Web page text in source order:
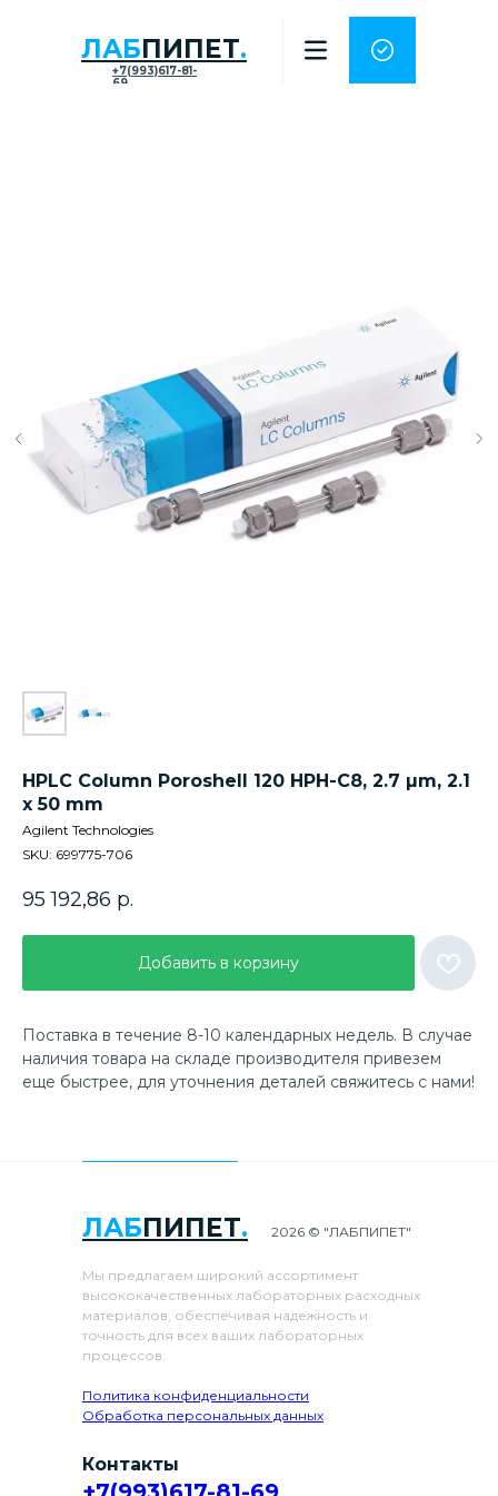
ЛАБПИПЕТ.
+7(993)617-81-
69
HPLC Column Poroshell 120 HPH-C8, 2.7 µm, 2.1
x 50 mm
Agilent Technologies
SKU: 699775-706
95 192,86 р.
Добавить в корзину
Поставка в течение 8-10 календарных недель. В случае
наличия товара на складе производителя привезем
еще быстрее, для уточнения деталей свяжитесь с нами!
ЛАБПИПЕТ.
Мы предлагаем широкий ассортимент
высококачественных лабораторных расходных
материалов, обеспечивая надежность и
точность для всех ваших лабораторных
процессов.
Политика конфиденциальности
Обработка персональных данных
2026 © "ЛАБПИПЕТ"
Контакты